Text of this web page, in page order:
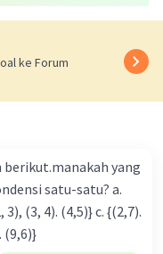
ke Forum
yang
9). (9,6)}